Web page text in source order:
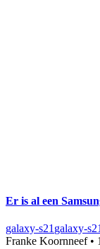
Er is al een
galaxy-s21galaxy-
Franke Koornneef•